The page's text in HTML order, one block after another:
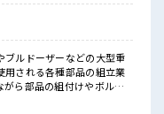
ブルドーザーなどの大型重
用される各種部品の組立業
ら部品の組付けやボルト
一連の工程に携わりま